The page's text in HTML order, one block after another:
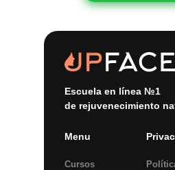
Escuela en línea №1
de rejuvenecimiento
Menu
Cursos